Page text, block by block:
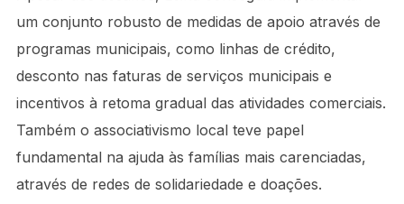
um conjunto robusto de medidas de apoio através de
programas municipais, como linhas de crédito,
desconto nas faturas de serviços municipais e
incentivos à retoma gradual das atividades comerciais.
Também o associativismo local teve papel
fundamental na ajuda às famílias mais carenciadas,
através de redes de solidariedade e doações.